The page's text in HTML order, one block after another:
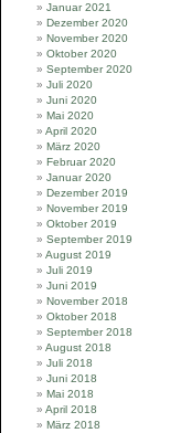
Januar 2021
Dezember 2020
November 2020
Oktober 2020
September 2020
Juli 2020
Juni 2020
Mai 2020
April 2020
März 2020
Februar 2020
Januar 2020
Dezember 2019
November 2019
Oktober 2019
September 2019
August 2019
Juli 2019
Juni 2019
November 2018
Oktober 2018
September 2018
August 2018
Juli 2018
Juni 2018
Mai 2018
April 2018
März 2018